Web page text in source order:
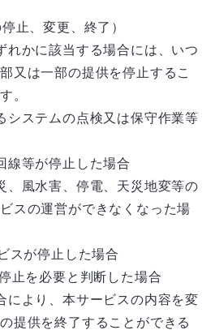
止、変更、終了）
れかに該当する場合には、いつ
又は一部の提供を停止するこ
。
システムの点検又は保守作業等
線等が停止した場合
、風水害、停電、天災地変等の
スの運営ができなくなった場
スが停止した場合
止を必要と判断した場合
により、本サービスの内容を変
提供を終了することができる